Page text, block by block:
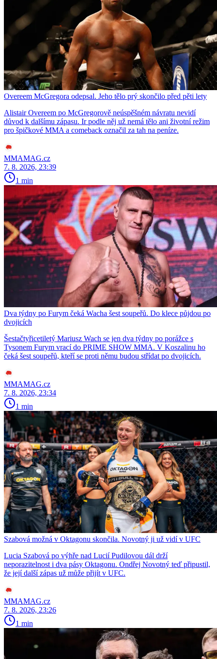
Overeem McGregora odepsal. Jeho tělo prý skončilo před pěti lety
Alistair Overeem po McGregorově neúspěšném návratu nevidí
důvod k dalšímu zápasu. Ir podle něj už nemá tělo ani životní režim
pro špičkové MMA a comeback označil za tah na peníze.
MMAMAG.cz
7. 8. 2026, 23:39
1 min
Dva týdny po Furym čeká Wacha šest soupeřů. Do klece půjdou po
dvojicích
Šestačtyřicetiletý Mariusz Wach se jen dva týdny po porážce s
Tysonem Furym vrací do PRIME SHOW MMA. V Koszalinu ho
čeká šest soupeřů, kteří se proti němu budou střídat po dvojicích.
MMAMAG.cz
7. 8. 2026, 23:34
1 min
Szabová možná v Oktagonu skončila. Novotný ji už vidí v UFC
Lucia Szabová po výhře nad Lucií Pudilovou dál drží
neporazitelnost i dva pásy Oktagonu. Ondřej Novotný teď připustil,
že její další zápas už může přijít v UFC.
MMAMAG.cz
7. 8. 2026, 23:26
1 min